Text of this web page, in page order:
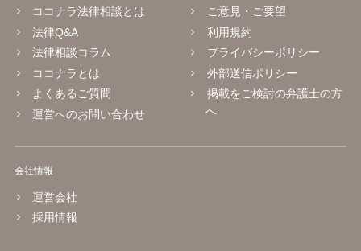
ココナラ法律相談とは
法律Q&A
法律相談コラム
ココナラとは
よくあるご質問
運営へのお問い合わせ
ご意見・ご要望
利用規約
プライバシーポリシー
外部送信ポリシー
掲載をご検討の弁護士の方
へ
会社情報
運営会社
採用情報